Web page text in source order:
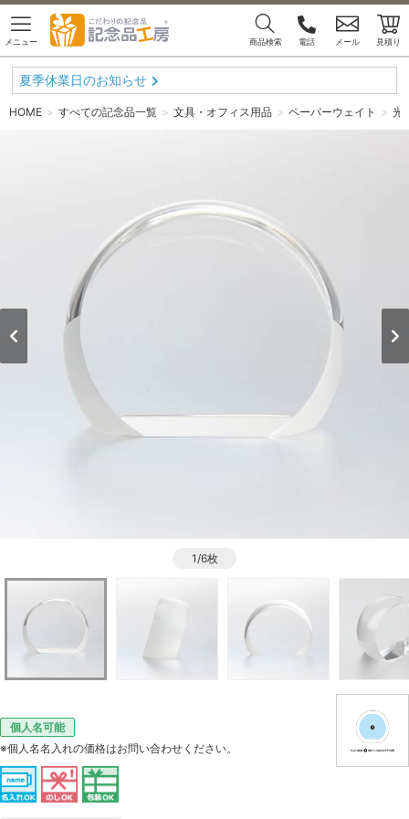
メニュー 商品検索 電話 メール 見積り
夏季休業日のお知らせ
HOME すべての記念品一覧 文具・オフィス用品 ペーパーウェイト 光
1/6枚
個人名可能
※個人名名入れの価格はお問い合わせください。